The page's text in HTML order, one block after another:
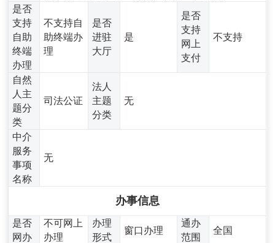
是否
支持
自助
终端
办理
不支持自
助终端办
理
是否
进驻
大厅
是
是否
支持
网上
支付
不支持
自然
人主
题分
类
司法公证
法人
主题
分类
无
中介
服务
事项
名称
无
办事信息
是否
网办
不可网上
办理
办理
形式
窗口办理
通办
范围
全国